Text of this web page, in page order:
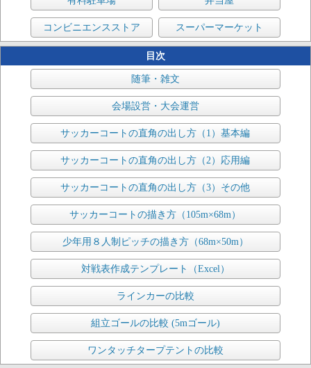
コンビニエンスストア スーパーマーケット
目次
随筆・雑文
会場設営・大会運営
サッカーコートの直角の出し方（1）基本編
サッカーコートの直角の出し方（2）応用編
サッカーコートの直角の出し方（3）その他
サッカーコートの描き方（105m×68m）
少年用８人制ピッチの描き方（68m×50m）
対戦表作成テンプレート（Excel）
ラインカーの比較
組立ゴールの比較 (5mゴール)
ワンタッチタープテントの比較